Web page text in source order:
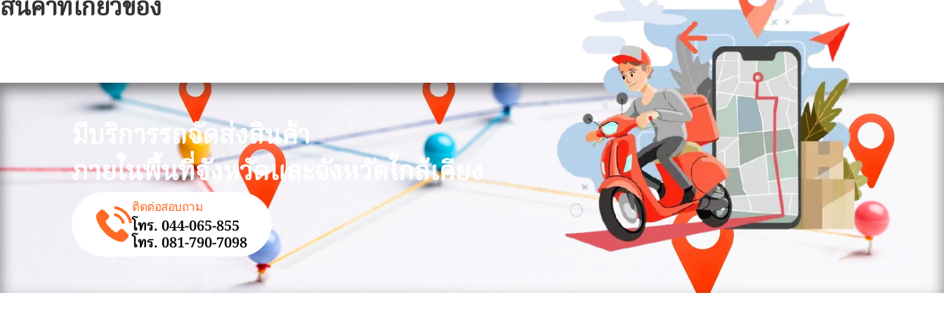
สินค้าที่เกี่ยวข้อง
มีบริการรถจัดส่งสินค้า
ภายในพื้นที่จังหวัดและจังหวัดใกล้เคียง
ติดต่อสอบถาม
โทร. 044-065-855
โทร. 081-790-7098